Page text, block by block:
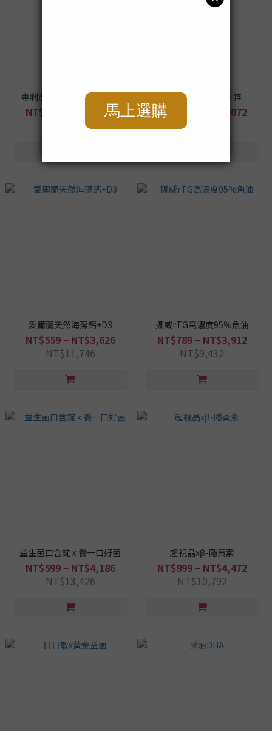
專利游離型葉黃素x蝦紅素
NT$779 ~ NT$3,832
NT$9,352
天然酵母男性B群+鋅
NT$419 ~ NT$2,072
NT$5,032
愛爾蘭天然海藻鈣+D3
NT$559 ~ NT$3,626
NT$11,746
挪威rTG高濃度95%魚油
NT$789 ~ NT$3,912
NT$9,432
益生菌口含錠 x 養一口好菌
NT$599 ~ NT$4,186
NT$13,426
超視晶xβ-隱黃素
NT$899 ~ NT$4,472
NT$10,792